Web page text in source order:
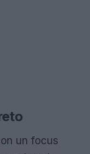
un focus